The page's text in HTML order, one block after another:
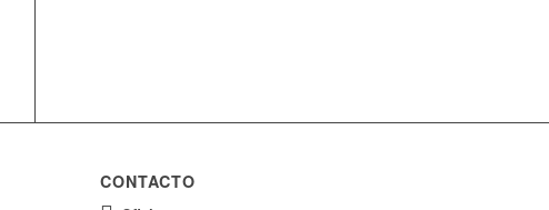
CONTACTO